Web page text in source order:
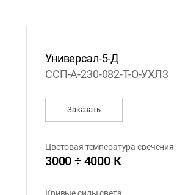
Универсал-5-Д
ССП-А-230-082-Т-О-УХЛ3
Заказать
Цветовая температура свечения
3000 ÷ 4000 К